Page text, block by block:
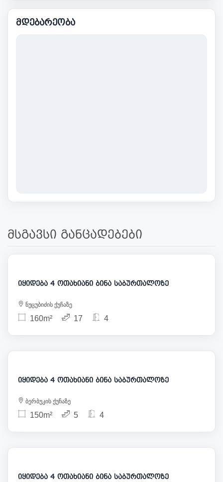
მდებარეობა
მსგავსი განცადებები
256 000
იყიდება 4 ოთახიანი ბინა საბურთალოზე
ნუცუბიძის ქუჩაზე
160m² 17 4
257 000
იყიდება 4 ოთახიანი ბინა საბურთალოზე
ბერბუკის ქუჩაზე
150m² 5 4
285 000
იყიდება 4 ოთახიანი ბინა საბურთალოზე